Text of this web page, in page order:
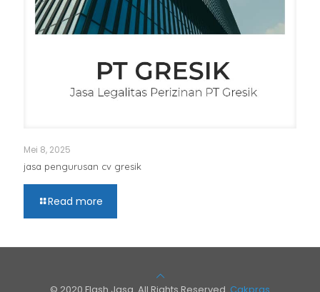
Mei 8, 2025
jasa pengurusan cv gresik
Read more
© 2020 Flash Jasa. All Rights Reserved. Cakpras